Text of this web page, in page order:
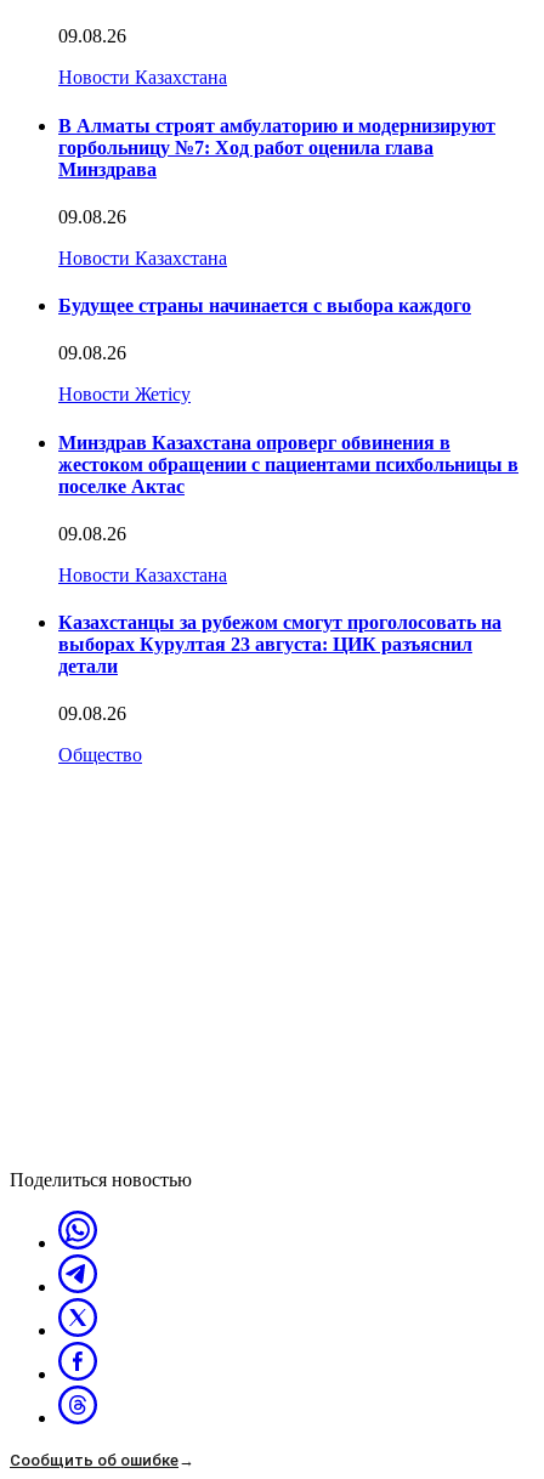
09.08.26
Новости Казахстана
В Алматы строят амбулаторию и модернизируют
горбольницу №7: Ход работ оценила глава
Минздрава
09.08.26
Новости Казахстана
Будущее страны начинается с выбора каждого
09.08.26
Новости Жетісу
Минздрав Казахстана опроверг обвинения в
жестоком обращении с пациентами психбольницы в
поселке Актас
09.08.26
Новости Казахстана
Казахстанцы за рубежом смогут проголосовать на
выборах Курултая 23 августа: ЦИК разъяснил
детали
09.08.26
Общество
Поделиться новостью
Сообщить об ошибке→